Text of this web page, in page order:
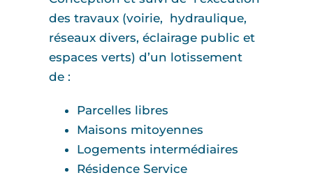
des travaux (voirie, hydraulique,
réseaux divers, éclairage public et
espaces verts) d’un lotissement
de :
Parcelles libres
Maisons mitoyennes
Logements intermédiaires
Résidence Service